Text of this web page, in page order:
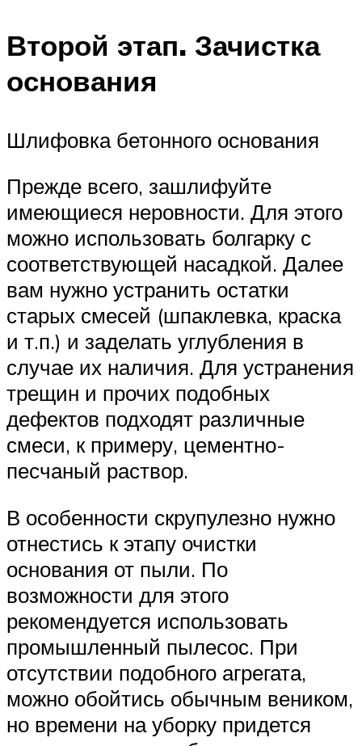
Второй этап. Зачистка
основания
Шлифовка бетонного основания
Прежде всего, зашлифуйте
имеющиеся неровности. Для этого
можно использовать болгарку с
соответствующей насадкой. Далее
вам нужно устранить остатки
старых смесей (шпаклевка, краска
и т.п.) и заделать углубления в
случае их наличия. Для устранения
трещин и прочих подобных
дефектов подходят различные
смеси, к примеру, цементно-
песчаный раствор.
В особенности скрупулезно нужно
отнестись к этапу очистки
основания от пыли. По
возможности для этого
рекомендуется использовать
промышленный пылесос. При
отсутствии подобного агрегата,
можно обойтись обычным веником,
но времени на уборку придется